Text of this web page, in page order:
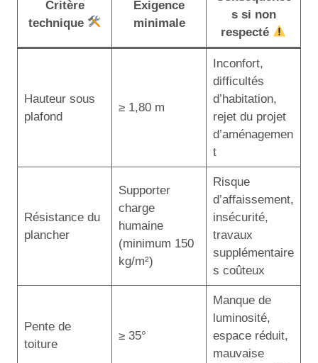
Critère
technique
Exigence
minimale
s si non
respecté
Hauteur sous
plafond
≥ 1,80 m
Inconfort,
difficultés
d’habitation,
rejet du projet
d’aménagemen
t
Résistance du
plancher
Supporter
charge
humaine
(minimum 150
kg/m²)
Risque
d’affaissement,
insécurité,
travaux
supplémentaire
s coûteux
Pente de
toiture
≥ 35°
Manque de
luminosité,
espace réduit,
mauvaise